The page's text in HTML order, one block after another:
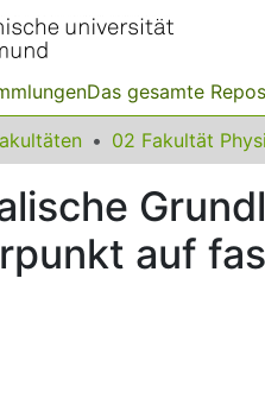
Das gesamte
02 Fakultät
auf